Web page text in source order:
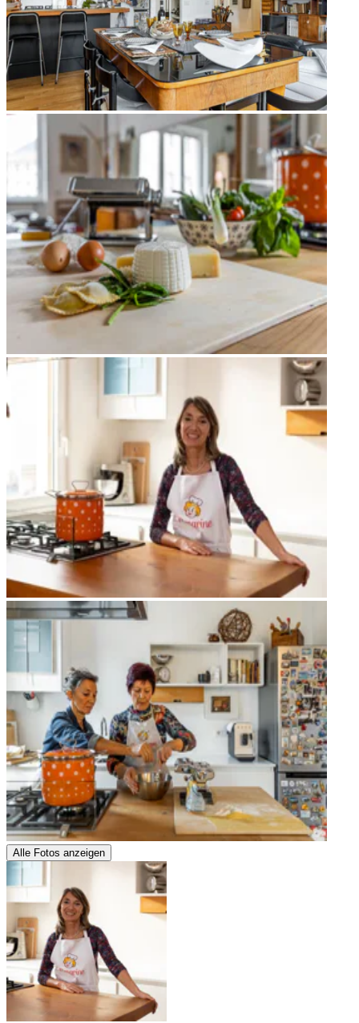
Alle Fotos anzeigen